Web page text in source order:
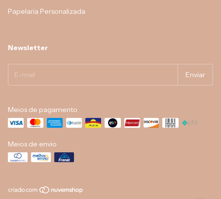
Papelaria Personalizada
Newsletter
Meios de pagamento
Meios de envio